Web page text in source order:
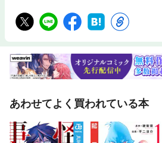
あわせてよく買われている本